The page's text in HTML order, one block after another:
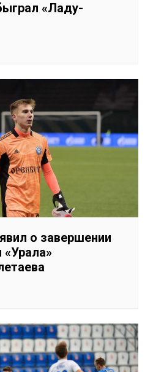
«Ладу-
о завершении
«Урала»